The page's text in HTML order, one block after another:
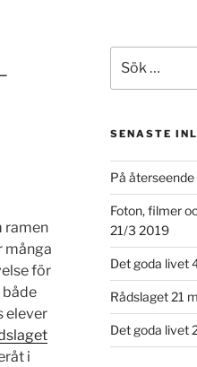
ramen
många
för
både
elever
i
efter:
SENASTE
På
Foton, filmer
21/3 2019
Det goda livet
Rådslaget 21
Det goda livet